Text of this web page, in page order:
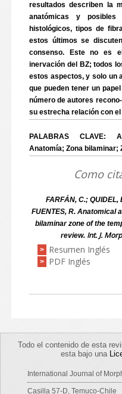
resultados describen la
anatómicas y posibles
histológicos, tipos de
estos últimos se
consenso. Este no es
inervación del BZ; todos
estos aspectos, y solo un
que pueden tener un
número de autores
su estrecha relación con el
PALABRAS CLAVE:
Anatomía; Zona bilaminar;
Como
FARFÁN, C.; QUIDEL,
FUENTES, R. Anatomical
bilaminar zone of the
review. Int. J.
>
Resumen Inglés
> PDF Inglés
Todo el contenido de esta
esta bajo una
International Journal of
Casilla 57-D, Temuco-Chile